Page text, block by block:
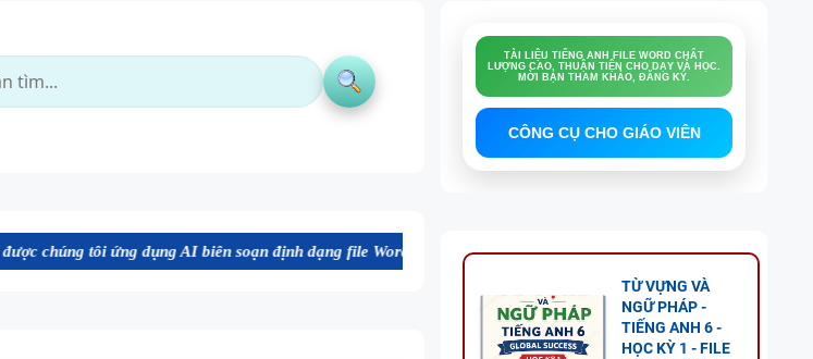
dụng AI biên soạn định dạng file Word chất lượng cao, thuận tiện cho dạy và học tiếng Anh. Mời bạn tham
TÀI LIỆU TIẾNG ANH FILE WORD CHẤT
LƯỢNG CAO, THUẬN TIỆN CHO DẠY VÀ HỌC.
MỜI BẠN THAM KHẢO, ĐĂNG KÝ.
CÔNG CỤ CHO GIÁO VIÊN
TỪ VỰNG VÀ
NGỮ PHÁP -
TIẾNG ANH 6 -
HỌC KỲ 1 - FILE